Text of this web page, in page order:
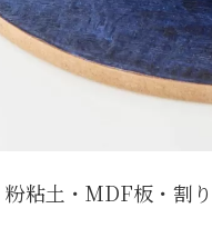
粘土・MDF板・割